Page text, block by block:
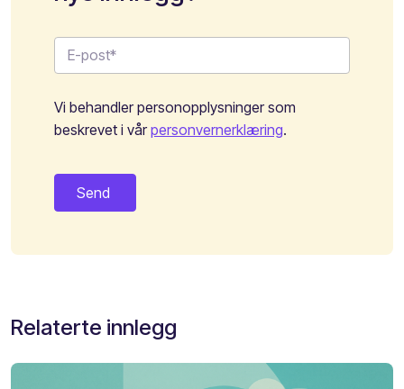
Vi behandler personopplysninger som
beskrevet i vårpersonvernerklæring.
Relaterte innlegg